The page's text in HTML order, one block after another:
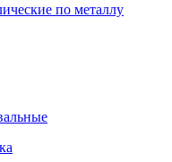
по металлу